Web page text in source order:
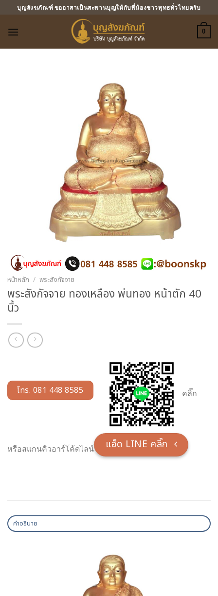
บุญสังฆภัณฑ์ ขออาสาเป็นสะพานบุญให้กับพี่น้องชาวพุทธทั่วไทยครับ
0
หน้าหลัก / พระสังกัจจาย
พระสังกัจจาย ทองเหลือง พ่นทอง หน้าตัก 40
นิ้ว
โทร. 081 448 8585 คลิ๊ก
หรือสแกนคิวอาร์โค้ดไลน์ แอ็ด LINE คลิ๊ก
คำอธิบาย